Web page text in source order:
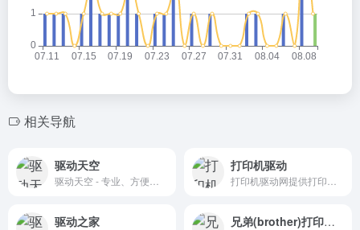
相关导航
驱动天空 打印机驱动
驱动之家 兄弟(brother)打印机驱动